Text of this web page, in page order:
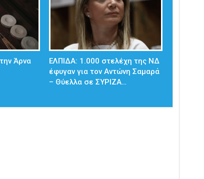
Άρνα
ΕΛΠΙΔΑ: 1.000 στελέχη της ΝΔ
έφυγαν για τον Αντώνη Σαμαρά
– Θύελλα σε ΣΥΡΙΖΑ…